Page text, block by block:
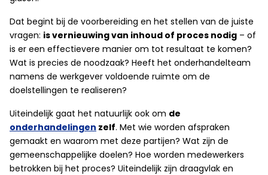
Dat begint bij de voorbereiding en het stellen van de juiste
vragen: is vernieuwing van inhoud of proces nodig – of
is er een effectievere manier om tot resultaat te komen?
Wat is precies de noodzaak? Heeft het onderhandelteam
namens de werkgever voldoende ruimte om de
doelstellingen te realiseren?
Uiteindelijk gaat het natuurlijk ook om de
onderhandelingen zelf. Met wie worden afspraken
gemaakt en waarom met deze partijen? Wat zijn de
gemeenschappelijke doelen? Hoe worden medewerkers
betrokken bij het proces? Uiteindelijk zijn draagvlak en